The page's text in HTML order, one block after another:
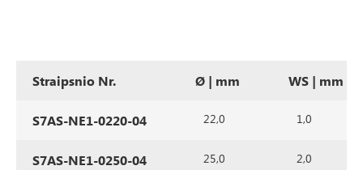
Straipsnio Nr. Ø | mm WS | mm
S7AS-NE1-0220-04 22,0 1,0
S7AS-NE1-0250-04 25,0 2,0